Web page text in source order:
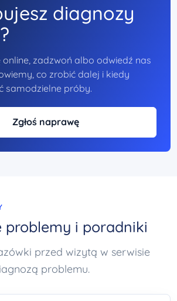
diagnozy
online, zadzwoń albo odwiedź nas
co zrobić dalej i kiedy
samodzielne próby.
Zgłoś naprawę
problemy i poradniki
przed wizytą w serwisie
problemu.